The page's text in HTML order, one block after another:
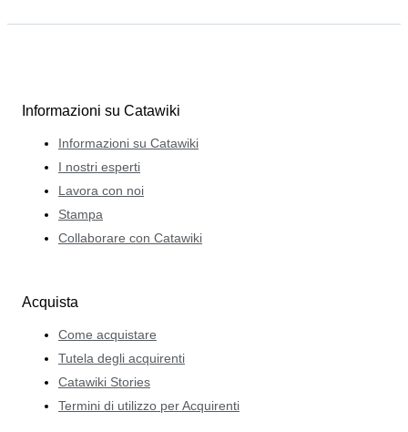
Informazioni su Catawiki
Informazioni su Catawiki
I nostri esperti
Lavora con noi
Stampa
Collaborare con Catawiki
Acquista
Come acquistare
Tutela degli acquirenti
Catawiki Stories
Termini di utilizzo per Acquirenti